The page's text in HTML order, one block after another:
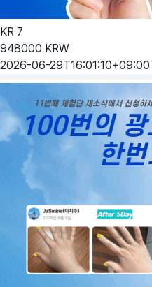
KR 7
948000 KRW
2026-06-29T16:01:10+09:00